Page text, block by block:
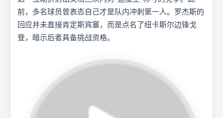
前，多名球员曾表态自己才是队内冲刺第一人。罗杰斯的
回应并未直接肯定斯宾塞，而是点名了纽卡斯尔边锋戈
登，暗示后者具备挑战资格。